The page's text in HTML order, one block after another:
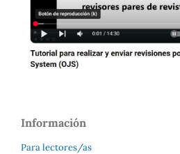
Información
Para lectores/as